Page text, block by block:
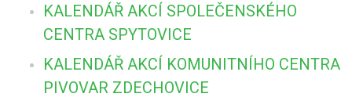
KALENDÁŘ AKCÍ SPOLEČENSKÉHO
CENTRA SPYTOVICE
KALENDÁŘ AKCÍ KOMUNITNÍHO CENTRA
PIVOVAR ZDECHOVICE